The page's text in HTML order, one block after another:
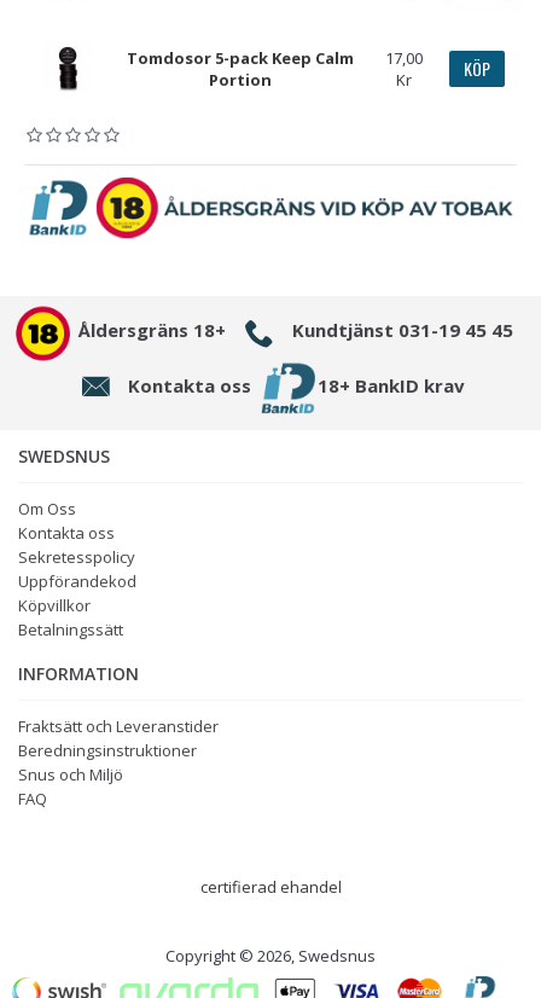
Tomdosor 5-pack Keep Calm
Portion
17,00
Kr
KÖP
Åldersgräns 18+ Kundtjänst 031-19 45 45
Kontakta oss 18+ BankID krav
SWEDSNUS
Om Oss
Kontakta oss
Sekretesspolicy
Uppförandekod
Köpvillkor
Betalningssätt
INFORMATION
Fraktsätt och Leveranstider
Beredningsinstruktioner
Snus och Miljö
FAQ
certifierad ehandel
Copyright © 2026, Swedsnus